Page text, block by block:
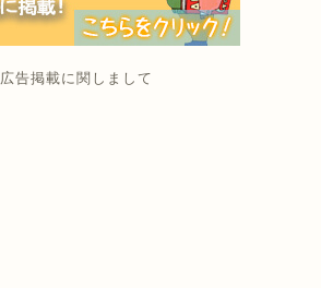
広告掲載に関しまして